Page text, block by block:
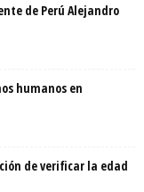
de Perú Alejandro
humanos en
de verificar la edad